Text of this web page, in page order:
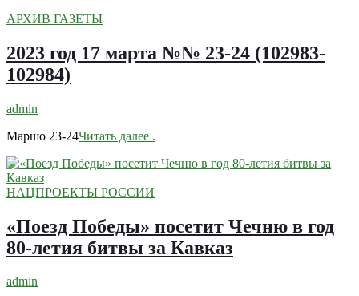
АРХИВ ГАЗЕТЫ
2023 год 17 марта №№ 23-24 (102983-
102984)
admin
Маршо 23-24Читать далее .
НАЦПРОЕКТЫ РОССИИ
«Поезд Победы» посетит Чечню в год
80-летия битвы за Кавказ
admin